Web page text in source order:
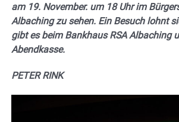
am 19. November. um 18 Uhr im
Albaching zu sehen. Ein Besuch lohnt
gibt es beim Bankhaus RSA Albaching
Abendkasse.
PETER RINK